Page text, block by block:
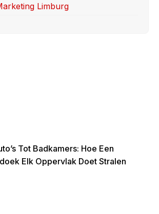
Limburg
Tot Badkamers: Hoe Een
Elk Oppervlak Doet Stralen